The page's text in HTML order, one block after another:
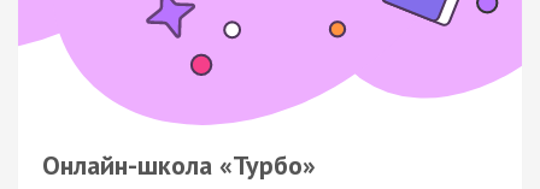
Онлайн-школа «Турбо»